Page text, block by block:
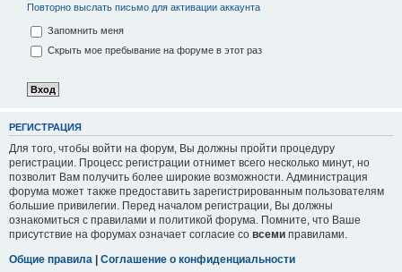
Повторно выслать письмо для активации аккаунта
Запомнить меня
Скрыть мое пребывание на форуме в этот раз
РЕГИСТРАЦИЯ
Для того, чтобы войти на форум, Вы должны пройти процедуру
регистрации. Процесс регистрации отнимет всего несколько минут, но
позволит Вам получить более широкие возможности. Администрация
форума может также предоставить зарегистрированным пользователям
большие привилегии. Перед началом регистрации, Вы должны
ознакомиться с правилами и политикой форума. Помните, что Ваше
присутствие на форумах означает согласие со всеми правилами.
Общие правила | Соглашение о конфиденциальности